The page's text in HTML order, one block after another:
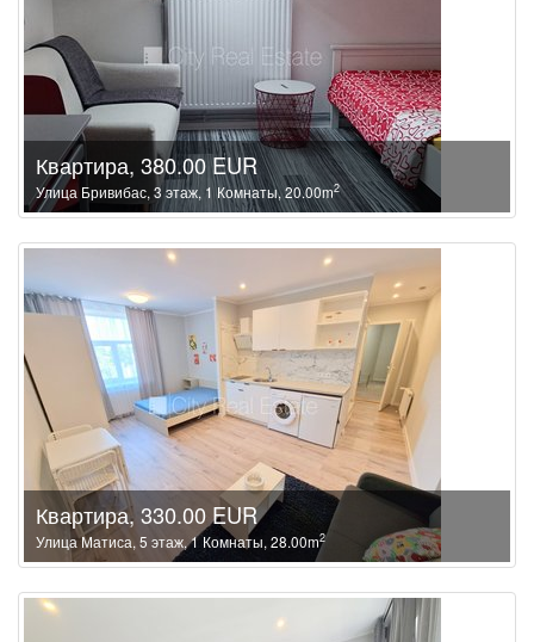
Квартира, 380.00 EUR
Улица Бривибас, 3 этаж, 1 Комнаты, 20.00m2
Квартира, 330.00 EUR
Улица Матиса, 5 этаж, 1 Комнаты, 28.00m2